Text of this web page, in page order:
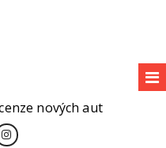
nových aut